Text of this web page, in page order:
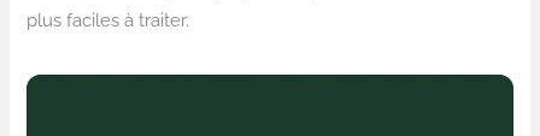
plus faciles à traiter.